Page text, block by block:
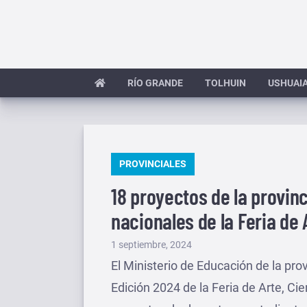
RÍO GRANDE TOLHUIN
PUBLICADO
PROVINCIALES
18 proyectos de la
nacionales de la Feria
Publicado
el
1 septiembre, 2024
El Ministerio de Educación de la
Edición 2024 de la Feria de Arte,